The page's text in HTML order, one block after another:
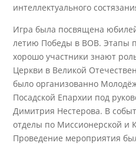
интеллектуального
Игра была посвящена
летию Победы в ВОВ. Этапы
хорошо участники знают
Церкви в Великой
было организованно
Посадской Епархии под
Димитрия Нестерова. В
отделы по Миссионерской и
Проведение мероприятия